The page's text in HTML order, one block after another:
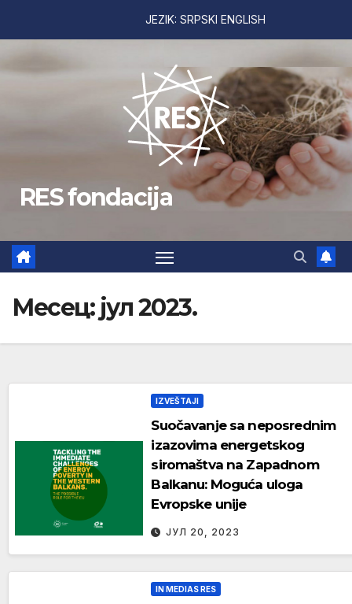
JEZIK:SRPSKI ENGLISH
to
RES fondacija
Месец: јул 2023.
IZVEŠTAJI
Suočavanje sa neposrednim
izazovima energetskog
siromaštva na Zapadnom
Balkanu: Moguća uloga
Evropske unije
ЈУЛ 20, 2023
IN MEDIAS RES